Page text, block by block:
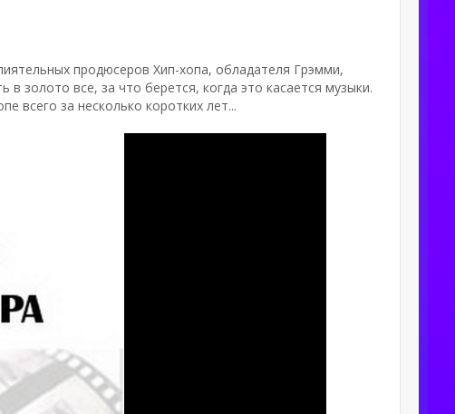
продюсеров Хип-хопа, обладателя Грэмми,
золото все, за что берется, когда это касается музыки.
всего за несколько коротких лет...